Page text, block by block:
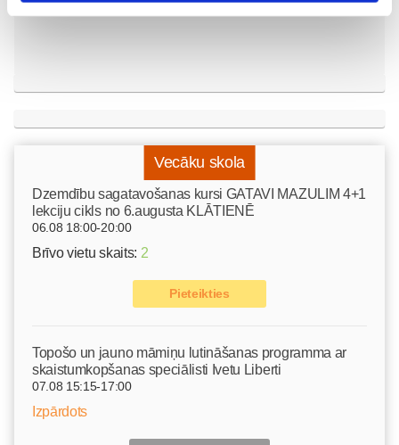
Vecāku skola
Dzemdību sagatavošanas kursi GATAVI MAZULIM 4+1
lekciju cikls no 6.augusta KLĀTIENĒ
06.08 18:00-20:00
Brīvo vietu skaits: 2
Pieteikties
Topošo un jauno māmiņu lutināšanas programma ar
skaistumkopšanas speciālisti Ivetu Liberti
07.08 15:15-17:00
Izpārdots